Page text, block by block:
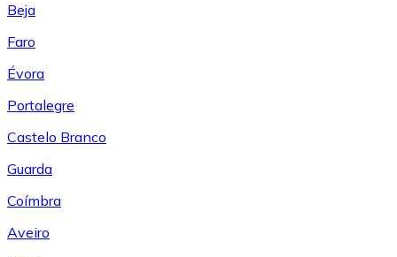
Beja
Faro
Évora
Portalegre
Castelo Branco
Guarda
Coímbra
Aveiro